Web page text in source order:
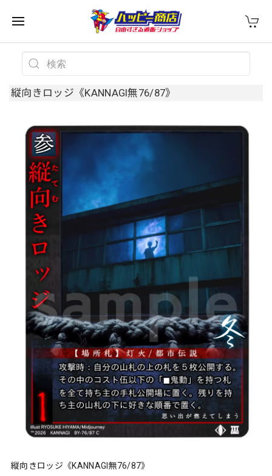
縦向きロッジ《KANNAGI無76/87》
縦向きロッジ《KANNAGI無76/87》